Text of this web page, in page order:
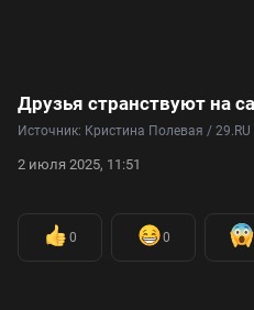
Источник: Кристина Полевая / 29.RU
2 июля 2025, 11:51
0 0